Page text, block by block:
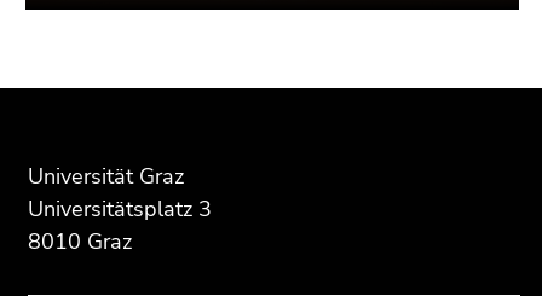
Zusatzinformationen:
Universität Graz
Universitätsplatz 3
8010 Graz
Übersicht
Seitenbereiche
Übersicht
Seitenbereiche